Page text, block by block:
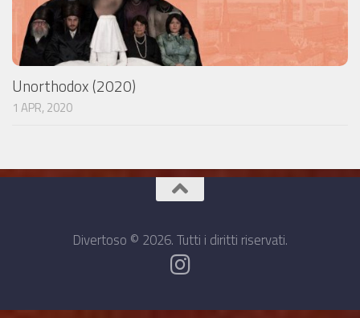
Unorthodox (2020)
1 APR, 2020
Divertoso © 2026. Tutti i diritti riservati.